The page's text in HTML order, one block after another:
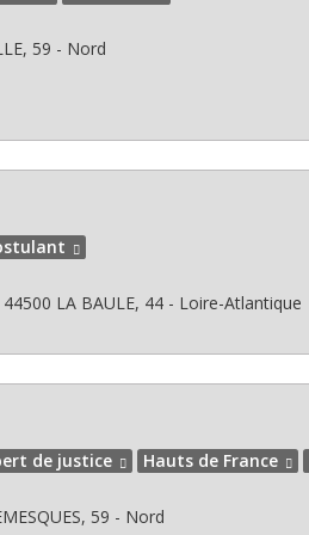
59 - Nord
44500 LA BAULE, 44 - Loire-Atlantique
de justice Hauts de France
59 - Nord